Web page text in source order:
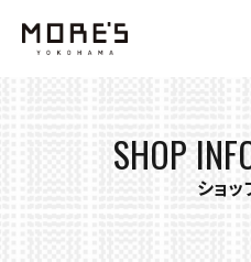
SHOP
ショ